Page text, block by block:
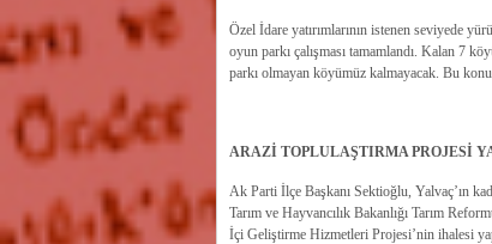
Özel İdare yatırımlarının istenen seviyede
oyun parkı çalışması tamamlandı. Kalan 7
parkı olmayan köyümüz kalmayacak. Bu
ARAZİ TOPLULAŞTIRMA PROJESİ
Ak Parti İlçe Başkanı Sektioğlu, Yalvaç’ın
Tarım ve Hayvancılık Bakanlığı Tarım
İçi Geliştirme Hizmetleri Projesi’nin ihalesi